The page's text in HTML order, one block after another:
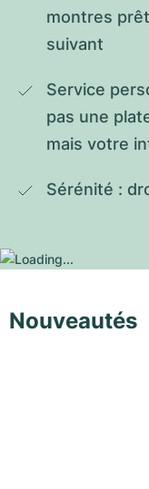
montres
suivant
Service
pas une
mais votre
Sérénité :
Nouveautés